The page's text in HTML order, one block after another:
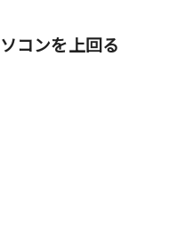
コンを上回る